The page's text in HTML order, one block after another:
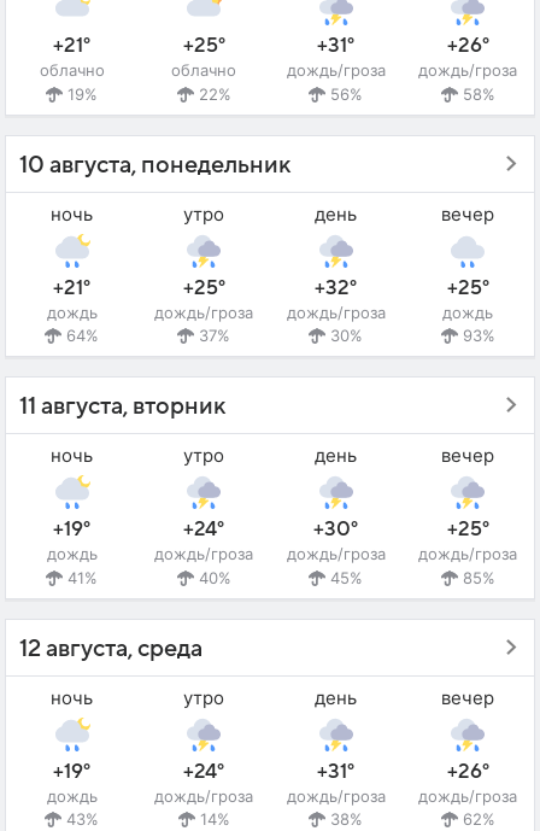
+21°
облачно
19%
+25°
облачно
22%
+31°
дождь/гроза
56%
+26°
дождь/гроза
58%
10 августа, понедельник
ночь
+21°
дождь
64%
утро
+25°
дождь/гроза
37%
день
+32°
дождь/гроза
30%
вечер
+25°
дождь
93%
11 августа, вторник
ночь
+19°
дождь
41%
утро
+24°
дождь/гроза
40%
день
+30°
дождь/гроза
45%
вечер
+25°
дождь/гроза
85%
12 августа, среда
ночь
+19°
дождь
43%
утро
+24°
дождь/гроза
14%
день
+31°
дождь/гроза
38%
вечер
+26°
дождь/гроза
62%